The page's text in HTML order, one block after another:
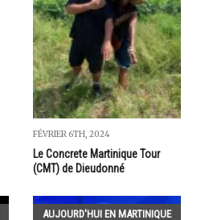
FÉVRIER 6TH, 2024
Le Concrete Martinique Tour
(CMT) de Dieudonné
AUJOURD'HUI EN MARTINIQUE